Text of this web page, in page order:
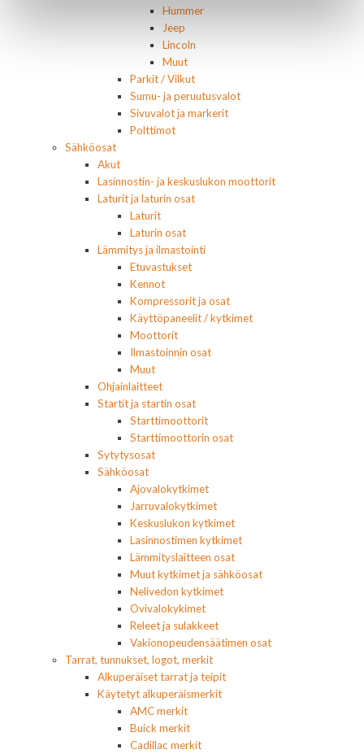
Hummer
Jeep
Lincoln
Muut
Parkit / Vilkut
Sumu- ja peruutusvalot
Sivuvalot ja markerit
Polttimot
Sähköosat
Akut
Lasinnostin- ja keskuslukon moottorit
Laturit ja laturin osat
Laturit
Laturin osat
Lämmitys ja ilmastointi
Etuvastukset
Kennot
Kompressorit ja osat
Käyttöpaneelit / kytkimet
Moottorit
Ilmastoinnin osat
Muut
Ohjainlaitteet
Startit ja startin osat
Starttimoottorit
Starttimoottorin osat
Sytytysosat
Sähköosat
Ajovalokytkimet
Jarruvalokytkimet
Keskuslukon kytkimet
Lasinnostimen kytkimet
Lämmityslaitteen osat
Muut kytkimet ja sähköosat
Nelivedon kytkimet
Ovivalokykimet
Releet ja sulakkeet
Vakionopeudensäätimen osat
Tarrat, tunnukset, logot, merkit
Alkuperäiset tarrat ja teipit
Käytetyt alkuperäismerkit
AMC merkit
Buick merkit
Cadillac merkit